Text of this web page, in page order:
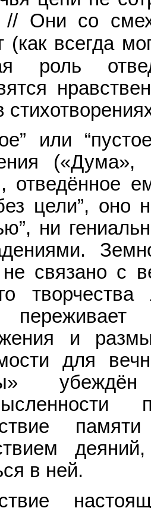
// Они со
(как всегда
роль
или
отведённое
цели”, оно
ни
не связано с
творчества
переживает
и
для
в ней.